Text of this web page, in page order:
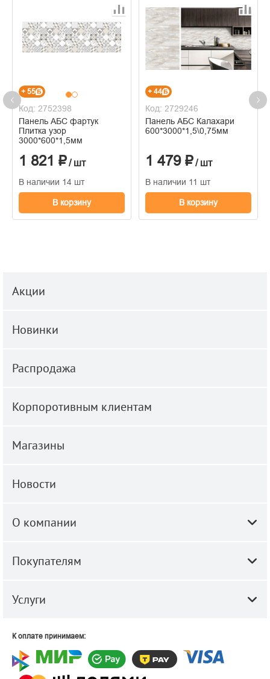
+ 55
Код: 2752398
Панель АБС фартук
Плитка узор
3000*600*1,5мм
1 821 ₽/ шт
В наличии 14 шт
В корзину
+ 44
Код: 2729246
Панель АБС Калахари
600*3000*1,5\0,75мм
1 479 ₽/ шт
В наличии 11 шт
В корзину
Акции
Новинки
Распродажа
Корпоротивным клиентам
Магазины
Новости
О компании
Покупателям
Услуги
К оплате принимаем: